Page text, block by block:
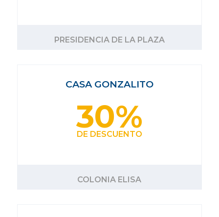
PRESIDENCIA DE LA PLAZA
CASA GONZALITO
30%
DE DESCUENTO
COLONIA ELISA